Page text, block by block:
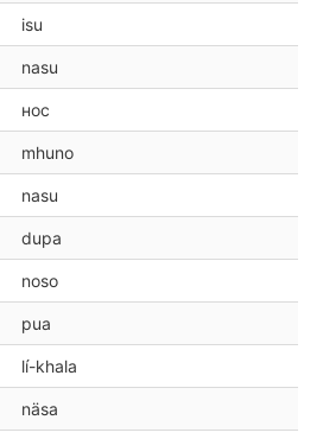
isu
nasu
нос
mhuno
nasu
dupa
noso
pua
lí-khala
näsa